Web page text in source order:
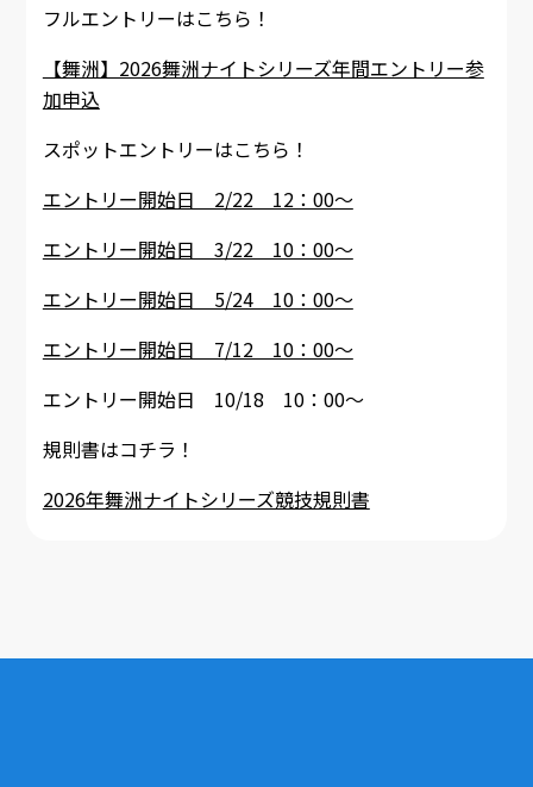
フルエントリーはこちら！
【舞洲】2026舞洲ナイトシリーズ年間エントリー参
加申込
スポットエントリーはこちら！
エントリー開始日 2/22 12：00～
エントリー開始日 3/22 10：00～
エントリー開始日 5/24 10：00～
エントリー開始日 7/12 10：00～
エントリー開始日 10/18 10：00～
規則書はコチラ！
2026年舞洲ナイトシリーズ競技規則書